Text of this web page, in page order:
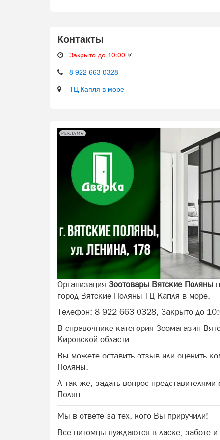
Контакты
Закрыто до 10:00
8 922 663 0328
ТЦ Капля в море
РЕКЛАМА
Организация Зоотовары Вятские Поляны
город Вятские Поляны ТЦ Капля в море.
Телефон: 8 922 663 0328, Закрыто до
В справочнике категория Зоомагазин
Кировской области.
Вы можете оставить отзыв или оценить
Поляны.
А так же, задать вопрос
Полян.
Мы в ответе за тех, кого Вы приручили!
Все питомцы нуждаются в ласке,